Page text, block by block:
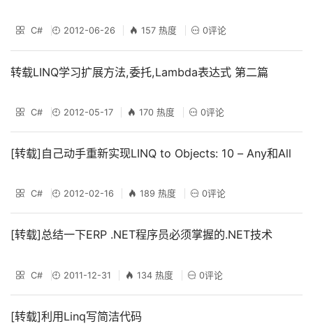
C# 2012-06-26 157 热度 0评论
转载LINQ学习扩展方法,委托,Lambda表达式 第二篇
C# 2012-05-17 170 热度 0评论
[转载]自己动手重新实现LINQ to Objects: 10 – Any和All
C# 2012-02-16 189 热度 0评论
[转载]总结一下ERP .NET程序员必须掌握的.NET技术
C# 2011-12-31 134 热度 0评论
[转载]利用Linq写简洁代码